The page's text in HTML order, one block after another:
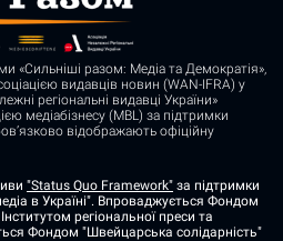
«Сильніші разом: Медіа та Демократія»,
видавців новин (WAN-IFRA) у
регіональні видавці України»
медіабізнесу (MBL) за підтримки
відображають офіційну
"Status Quo Framework" за підтримки
в Україні". Впроваджується Фондом
регіональної преси та
Фондом "Швейцарська солідарність"